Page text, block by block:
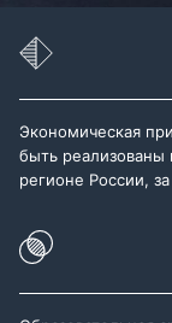
Экономическая
быть
регионе России,